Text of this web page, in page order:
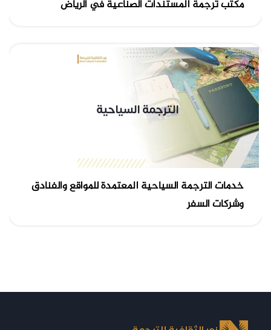
مكتب ترجمة المستندات الصناعية في الرياض
خدمات الترجمة السياحية المعتمدة للمواقع والفنادق
وشركات السفر